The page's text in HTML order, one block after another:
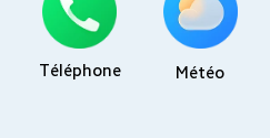
Téléphone Météo